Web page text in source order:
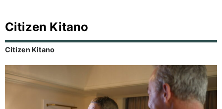
Citizen Kitano
Citizen Kitano